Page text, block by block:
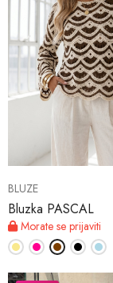
BLUZE
Bluzka PASCAL
Morate se prijaviti